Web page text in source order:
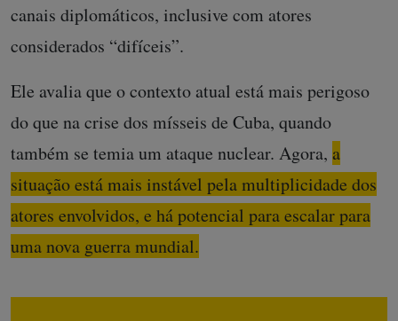
canais diplomáticos, inclusive com atores
considerados “difíceis”.
Ele avalia que o contexto atual está mais perigoso
do que na crise dos mísseis de Cuba, quando
também se temia um ataque nuclear. Agora, a
situação está mais instável pela multiplicidade dos
atores envolvidos, e há potencial para escalar para
uma nova guerra mundial.